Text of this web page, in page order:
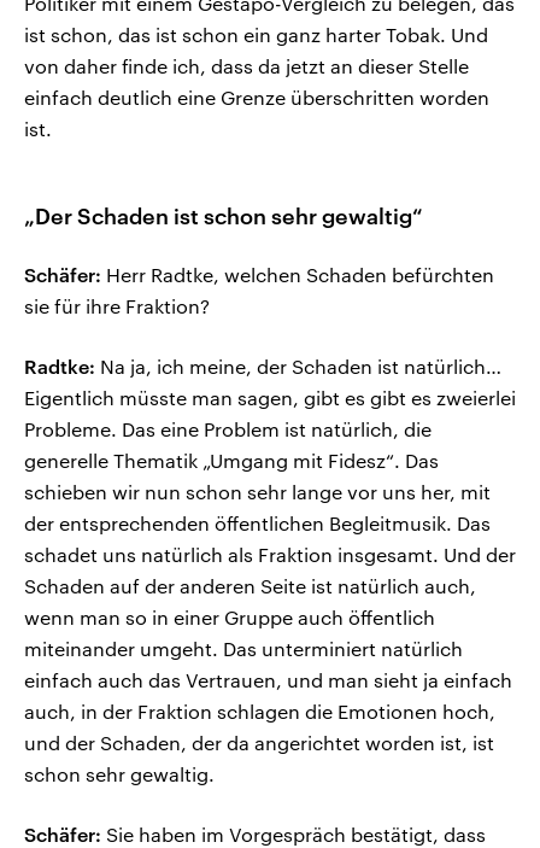
ist schon, das ist schon ein ganz harter Tobak. Und
von daher finde ich, dass da jetzt an dieser Stelle
einfach deutlich eine Grenze überschritten worden
ist.
„Der Schaden ist schon sehr gewaltig“
Schäfer: Herr Radtke, welchen Schaden befürchten
sie für ihre Fraktion?
Radtke: Na ja, ich meine, der Schaden ist natürlich…
Eigentlich müsste man sagen, gibt es gibt es zweierlei
Probleme. Das eine Problem ist natürlich, die
generelle Thematik „Umgang mit Fidesz“. Das
schieben wir nun schon sehr lange vor uns her, mit
der entsprechenden öffentlichen Begleitmusik. Das
schadet uns natürlich als Fraktion insgesamt. Und der
Schaden auf der anderen Seite ist natürlich auch,
wenn man so in einer Gruppe auch öffentlich
miteinander umgeht. Das unterminiert natürlich
einfach auch das Vertrauen, und man sieht ja einfach
auch, in der Fraktion schlagen die Emotionen hoch,
und der Schaden, der da angerichtet worden ist, ist
schon sehr gewaltig.
Schäfer: Sie haben im Vorgespräch bestätigt, dass